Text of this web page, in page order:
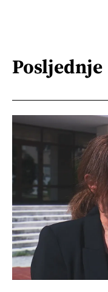
Posljednje